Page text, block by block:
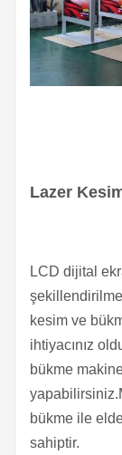
Lazer
LCD dijital
kesim ve
ihtiyacınız
bükme
bükme ile
sahiptir.